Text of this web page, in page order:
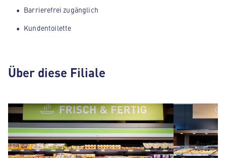
Barrierefrei zugänglich
Kundentoilette
Über diese Filiale